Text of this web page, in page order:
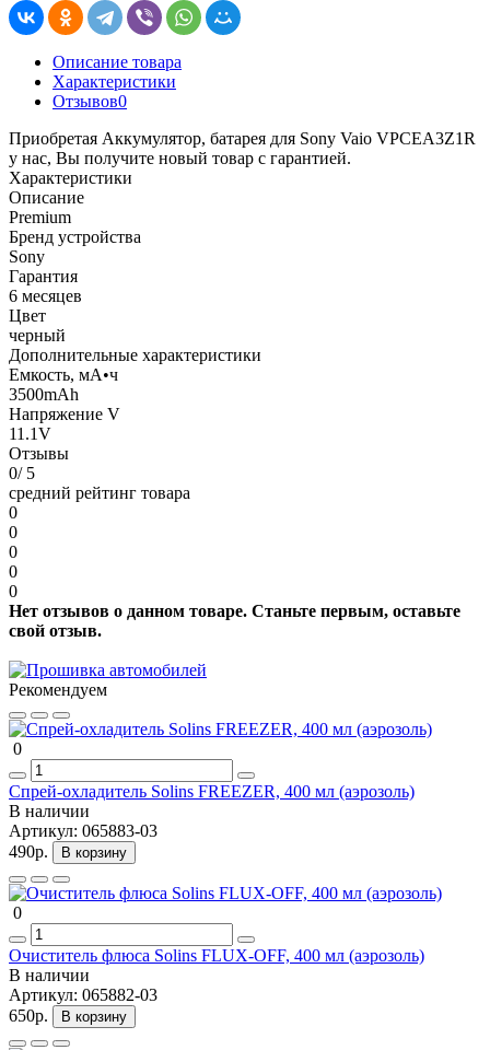
Описание товара
Характеристики
Отзывов0
Приобретая Аккумулятор, батарея для Sony Vaio VPCEA3Z1R
у нас, Вы получите новый товар с гарантией.
Характеристики
Описание
Premium
Бренд устройства
Sony
Гарантия
6 месяцев
Цвет
черный
Дополнительные характеристики
Емкость, мА•ч
3500mAh
Напряжение V
11.1V
Отзывы
0/ 5
средний рейтинг товара
0
0
0
0
0
Нет отзывов о данном товаре. Станьте первым, оставьте
свой отзыв.
Рекомендуем
0
Спрей-охладитель Solins FREEZER, 400 мл (аэрозоль)
В наличии
Артикул: 065883-03
490р.
В корзину
0
Очиститель флюса Solins FLUX-OFF, 400 мл (аэрозоль)
В наличии
Артикул: 065882-03
650р.
В корзину